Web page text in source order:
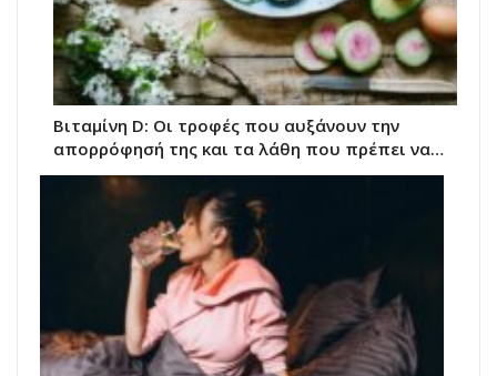
Βιταμίνη D: Οι τροφές που αυξάνουν την
απορρόφησή της και τα λάθη που πρέπει να…